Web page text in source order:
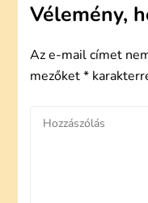
Vélemény,
Az e-mail címet
mezőket*